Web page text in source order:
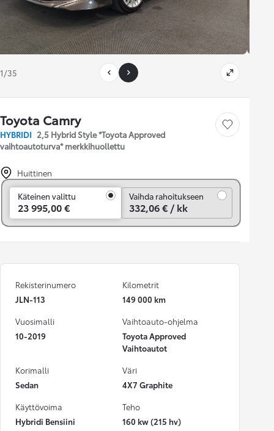
1/35
Toyota Camry
HYBRIDI 2,5 Hybrid Style *Toyota Approved
vaihtoautoturva* merkkihuollettu
Tallenna auto
Huittinen
Käteinen valittu
23 995,00 €
Vaihda rahoitukseen
332,06 € / kk
Rekisterinumero
JLN-113
Kilometrit
149 000 km
Vuosimalli
10-2019
Vaihtoauto-ohjelma
Toyota Approved
Vaihtoautot
Korimalli
Sedan
Väri
4X7 Graphite
Käyttövoima
Hybridi Bensiini
Teho
160 kw (215 hv)